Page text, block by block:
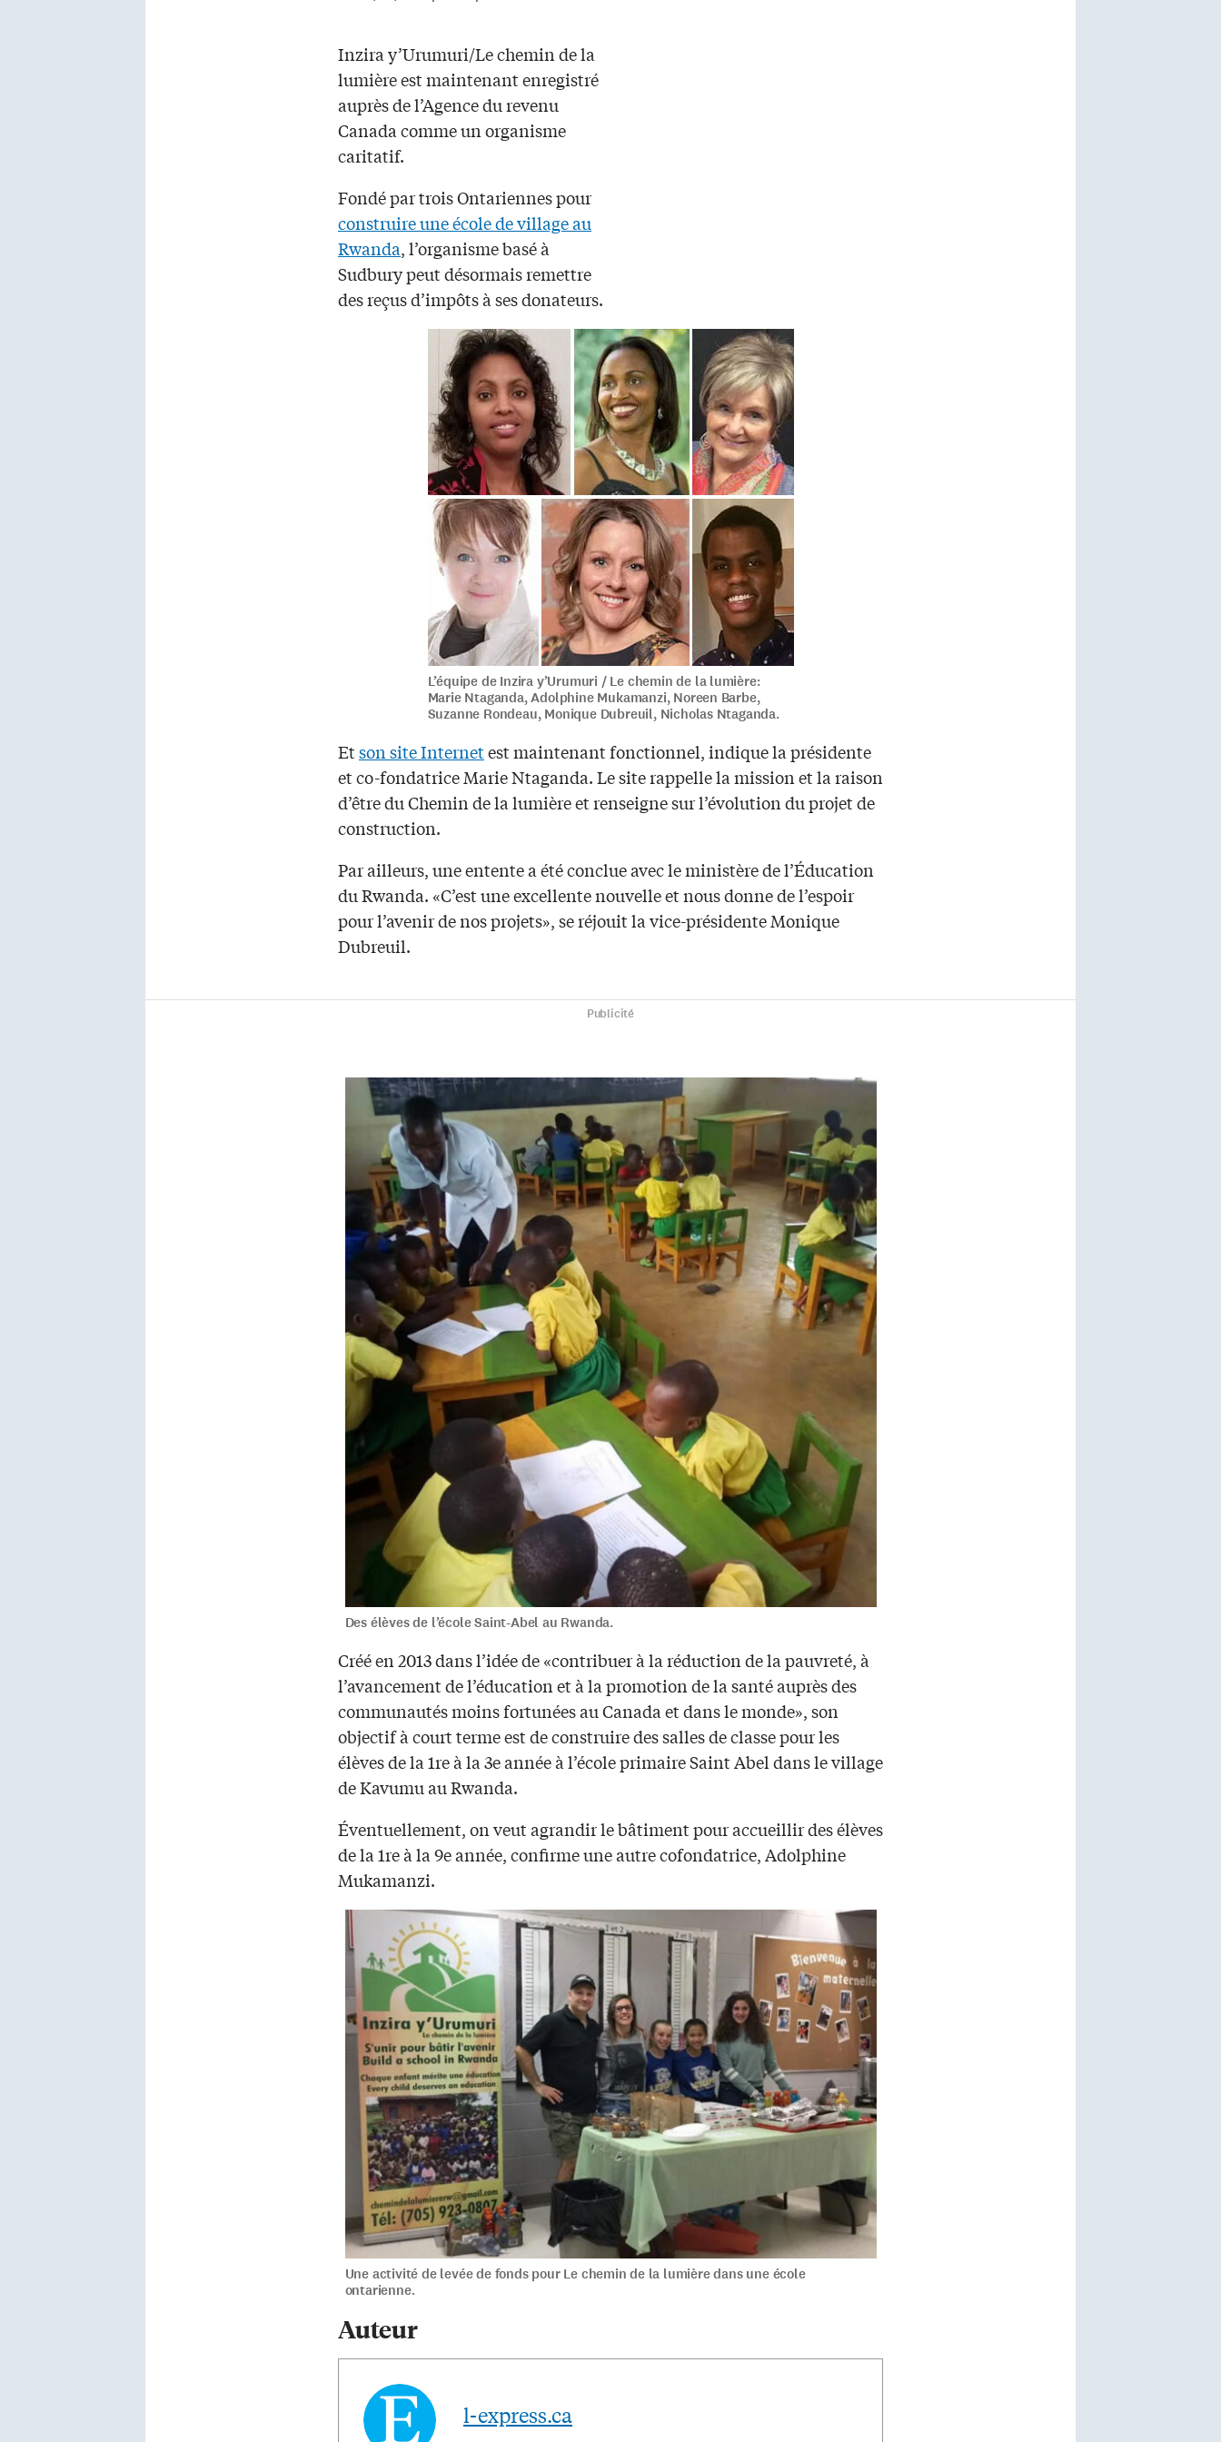
Inzira y’Urumuri/Le chemin de la
lumière est maintenant enregistré
auprès de l’Agence du revenu
Canada comme un organisme
caritatif.
Fondé par trois Ontariennes pour
construire une école de village au
Rwanda, l’organisme basé à
Sudbury peut désormais remettre
des reçus d’impôts à ses donateurs.
L’équipe de Inzira y’Urumuri / Le chemin de la lumière:
Marie Ntaganda, Adolphine Mukamanzi, Noreen Barbe,
Suzanne Rondeau, Monique Dubreuil, Nicholas Ntaganda.
Etson site Internetest maintenant fonctionnel, indique la présidente
et co-fondatrice Marie Ntaganda. Le site rappelle la mission et la raison
d’être du Chemin de la lumière et renseigne sur l’évolution du projet de
construction.
Par ailleurs, une entente a été conclue avec le ministère de l’Éducation
du Rwanda. «C’est une excellente nouvelle et nous donne de l’espoir
pour l’avenir de nos projets», se réjouit la vice-présidente Monique
Dubreuil.
Publicité
Des élèves de l’école Saint-Abel au Rwanda.
Créé en 2013 dans l’idée de «contribuer à la réduction de la pauvreté, à
l’avancement de l’éducation et à la promotion de la santé auprès des
communautés moins fortunées au Canada et dans le monde», son
objectif à court terme est de construire des salles de classe pour les
élèves de la 1re à la 3e année à l’école primaire Saint Abel dans le village
de Kavumu au Rwanda.
Éventuellement, on veut agrandir le bâtiment pour accueillir des élèves
de la 1re à la 9e année, confirme une autre cofondatrice, Adolphine
Mukamanzi.
Une activité de levée de fonds pour Le chemin de la lumière dans une école
ontarienne.
Auteur
l-express.ca